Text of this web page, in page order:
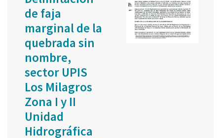
de faja
marginal de la
quebrada sin
nombre,
sector UPIS
Los Milagros
Zona I y II
Unidad
Hidrográfica